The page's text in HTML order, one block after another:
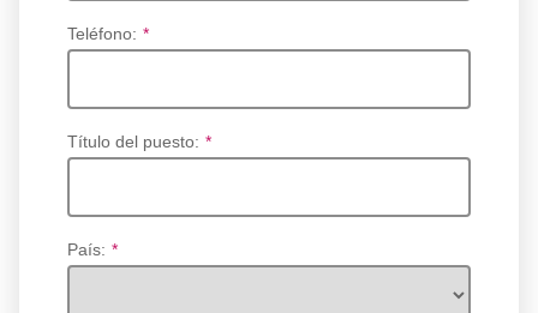
*
Teléfono:
*
Título del puesto:
*
País: